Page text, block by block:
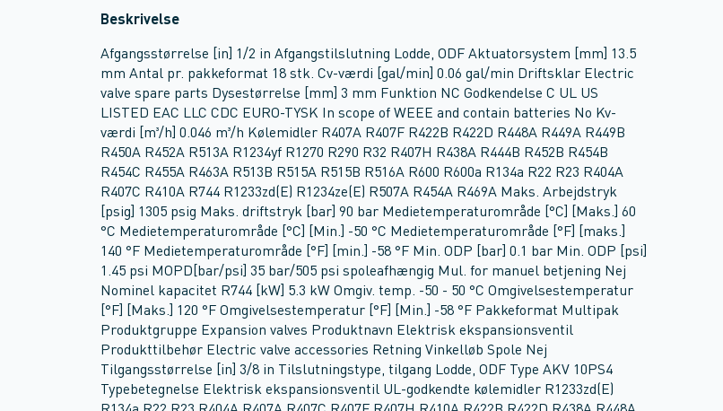
Beskrivelse
Afgangsstørrelse [in] 1/2 in Afgangstilslutning Lodde, ODF Aktuatorsystem [mm] 13.5
mm Antal pr. pakkeformat 18 stk. Cv-værdi [gal/min] 0.06 gal/min Driftsklar Electric
valve spare parts Dysestørrelse [mm] 3 mm Funktion NC Godkendelse C UL US
LISTED EAC LLC CDC EURO-TYSK In scope of WEEE and contain batteries No Kv-
værdi [m³/h] 0.046 m³/h Kølemidler R407A R407F R422B R422D R448A R449A R449B
R450A R452A R513A R1234yf R1270 R290 R32 R407H R438A R444B R452B R454B
R454C R455A R463A R513B R515A R515B R516A R600 R600a R134a R22 R23 R404A
R407C R410A R744 R1233zd(E) R1234ze(E) R507A R454A R469A Maks. Arbejdstryk
[psig] 1305 psig Maks. driftstryk [bar] 90 bar Medietemperaturområde [°C] [Maks.] 60
°C Medietemperaturområde [°C] [Min.] -50 °C Medietemperaturområde [°F] [maks.]
140 °F Medietemperaturområde [°F] [min.] -58 °F Min. ODP [bar] 0.1 bar Min. ODP [psi]
1.45 psi MOPD[bar/psi] 35 bar/505 psi spoleafhængig Mul. for manuel betjening Nej
Nominel kapacitet R744 [kW] 5.3 kW Omgiv. temp. -50 - 50 °C Omgivelsestemperatur
[°F] [Maks.] 120 °F Omgivelsestemperatur [°F] [Min.] -58 °F Pakkeformat Multipak
Produktgruppe Expansion valves Produktnavn Elektrisk ekspansionsventil
Produkttilbehør Electric valve accessories Retning Vinkelløb Spole Nej
Tilgangsstørrelse [in] 3/8 in Tilslutningstype, tilgang Lodde, ODF Type AKV 10PS4
Typebetegnelse Elektrisk ekspansionsventil UL-godkendte kølemidler R1233zd(E)